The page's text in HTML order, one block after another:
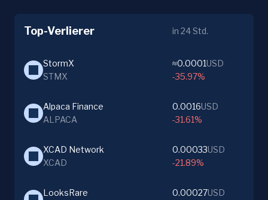
Top-Verlierer in 24 Std.
StormX
STMX
≈0.0001USD
-35.97%
Alpaca Finance
ALPACA
0.0016USD
-31.61%
XCAD Network
XCAD
0.00033USD
-21.89%
LooksRare
0.00027USD